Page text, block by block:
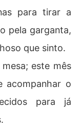
para tirar a
pela garganta,
que sinto.
este mês
acompanhar o
para já